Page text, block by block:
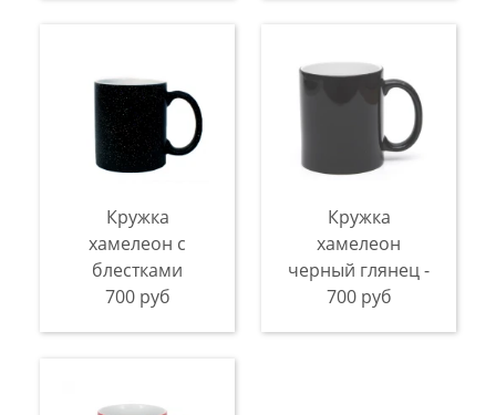
Кружка
хамелеон с
блестками
700 руб
Кружка
хамелеон
черный глянец -
700 руб